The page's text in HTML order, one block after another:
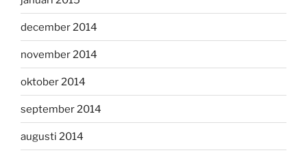
december 2014
november 2014
oktober 2014
september 2014
augusti 2014